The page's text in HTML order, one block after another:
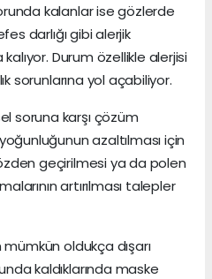
kalanlar ise gözlerde
darlığı gibi alerjik
kalıyor. Durum özellikle alerjisi
sorunlarına yol açabiliyor.
soruna karşı çözüm
azaltılması için
geçirilmesi ya da polen
artırılması talepler
oldukça dışarı
kaldıklarında maske